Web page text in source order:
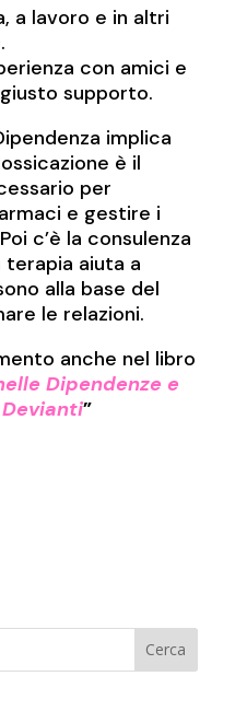
a lavoro e in altri
con amici e
supporto.
implica
è il
per
e gestire i
c’è la consulenza
aiuta a
alla base del
le relazioni.
anche nel libro
Dipendenze e
”